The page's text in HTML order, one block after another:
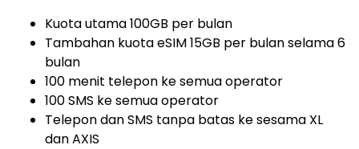
Kuota utama 100GB per bulan
Tambahan kuota eSIM 15GB per bulan selama 6
bulan
100 menit telepon ke semua operator
100 SMS ke semua operator
Telepon dan SMS tanpa batas ke sesama XL
dan AXIS